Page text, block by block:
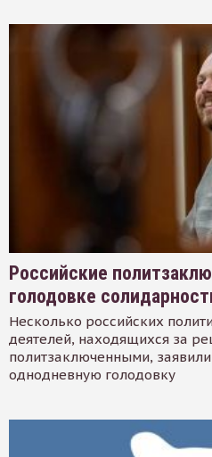
Российские
голодовке
Несколько российских
деятелей, находящихся за
политзаключенными,
однодневную голодовку